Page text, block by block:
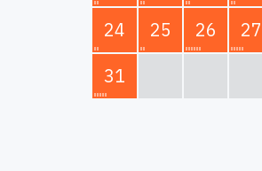
24
25 26 27
31